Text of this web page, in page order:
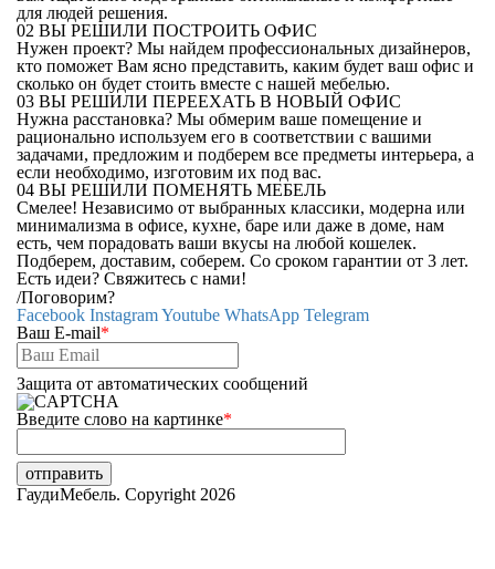
для людей решения.
02 ВЫ РЕШИЛИ ПОСТРОИТЬ ОФИС
Нужен проект? Мы найдем профессиональных дизайнеров,
кто поможет Вам ясно представить, каким будет ваш офис и
сколько он будет стоить вместе с нашей мебелью.
03 ВЫ РЕШИЛИ ПЕРЕЕХАТЬ В НОВЫЙ ОФИС
Нужна расстановка? Мы обмерим ваше помещение и
рационально используем его в соответствии с вашими
задачами, предложим и подберем все предметы интерьера, а
если необходимо, изготовим их под вас.
04 ВЫ РЕШИЛИ ПОМЕНЯТЬ МЕБЕЛЬ
Смелее! Независимо от выбранных классики, модерна или
минимализма в офисе, кухне, баре или даже в доме, нам
есть, чем порадовать ваши вкусы на любой кошелек.
Подберем, доставим, соберем. Со сроком гарантии от 3 лет.
Есть идеи? Свяжитесь с нами!
/Поговорим?
Facebook InstagramYoutube WhatsApp Telegram
Ваш E-mail*
Защита от автоматических сообщений
Введите слово на картинке*
ГаудиМебель. Copyright 2026